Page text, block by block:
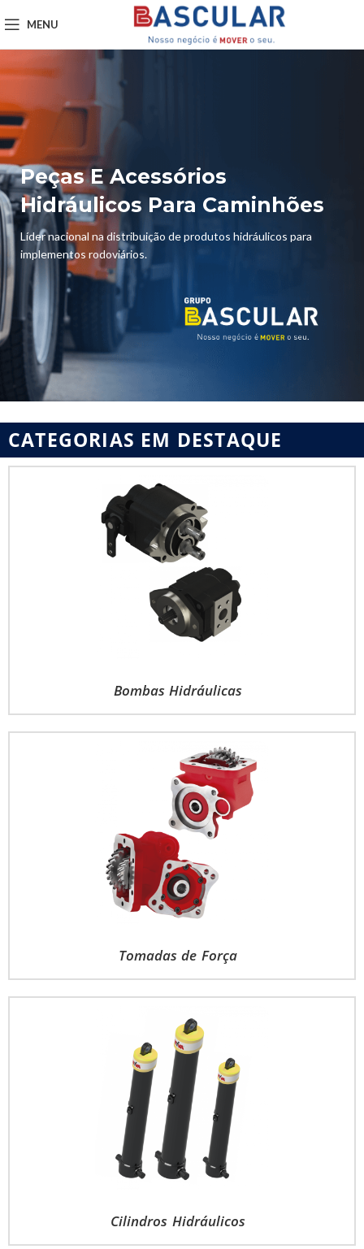
MENU
Peças E Acessórios
Hidráulicos Para Caminhões
Líder nacional na distribuição de produtos hidráulicos para
implementos rodoviários.
CATEGORIAS EM DESTAQUE
Bombas Hidráulicas
Tomadas de Força
Cilindros Hidráulicos